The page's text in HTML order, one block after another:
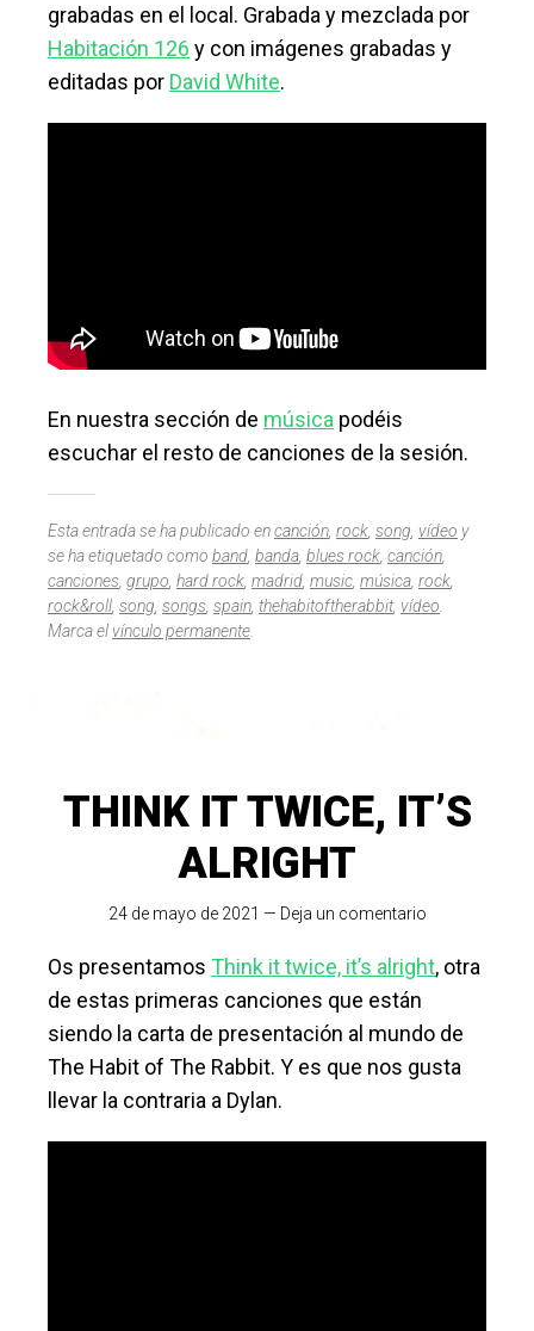
grabadas en el local. Grabada y mezclada por
Habitación 126 y con imágenes grabadas y
editadas por David White.
En nuestra sección de música podéis
escuchar el resto de canciones de la sesión.
Esta entrada se ha publicado encanción, rock, song, vídeo y
se ha etiquetado como band, banda, blues rock, canción,
canciones, grupo, hard rock, madrid, music, música, rock,
rock&roll, song, songs, spain, thehabitoftherabbit, vídeo.
Marca el vínculo permanente.
THINK IT TWICE, IT’S
ALRIGHT
24 de mayo de 2021 — Deja un comentario
Os presentamos Think it twice, it’s alright, otra
de estas primeras canciones que están
siendo la carta de presentación al mundo de
The Habit of The Rabbit. Y es que nos gusta
llevar la contraria a Dylan.